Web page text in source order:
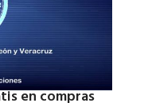
en compras